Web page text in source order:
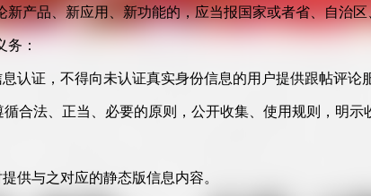
产品、新应用、新功能的，应当报国家或者省、自治
务：
认证，不得向未认证真实身份信息的用户提供跟帖评论
合法、正当、必要的原则，公开收集、使用规则，明
供与之对应的静态版信息内容。